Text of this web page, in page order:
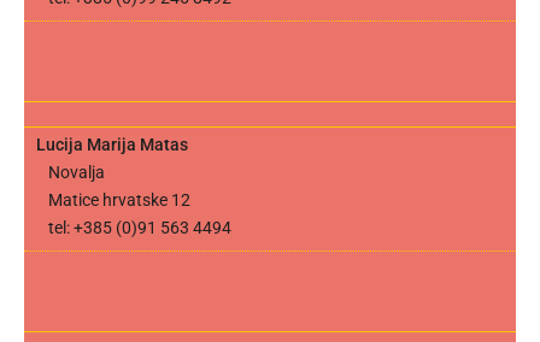
Lucija Marija Matas
Novalja
Matice hrvatske 12
tel: +385 (0)91 563 4494